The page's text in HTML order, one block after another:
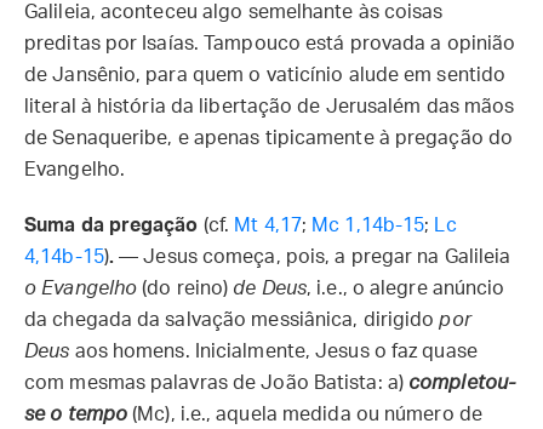
Galileia, aconteceu algo semelhante às coisas
preditas por Isaías. Tampouco está provada a opinião
de Jansênio, para quem o vaticínio alude em sentido
literal à história da libertação de Jerusalém das mãos
de Senaqueribe, e apenas tipicamente à pregação do
Evangelho.
Suma da pregação (cf. Mt 4,17; Mc 1,14b-15;
Lc
4,14b-15). — Jesus começa, pois, a pregar na Galileia
o Evangelho (do reino) de Deus, i.e., o alegre anúncio
da chegada da salvação messiânica, dirigidopor
Deus aos homens. Inicialmente, Jesus o faz quase
com mesmas palavras de João Batista: a) completou-
se o tempo (Mc), i.e., aquela medida ou número de